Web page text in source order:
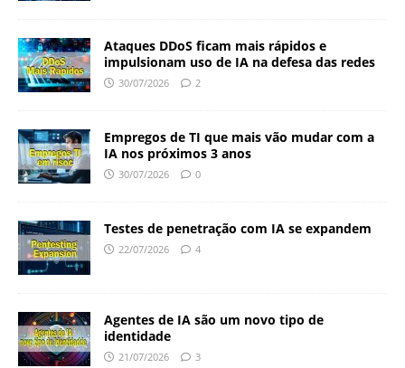
Ataques DDoS ficam mais rápidos e
impulsionam uso de IA na defesa das redes
30/07/2026 2
Empregos de TI que mais vão mudar com a
IA nos próximos 3 anos
30/07/2026 0
Testes de penetração com IA se expandem
22/07/2026 4
Agentes de IA são um novo tipo de
identidade
21/07/2026 3